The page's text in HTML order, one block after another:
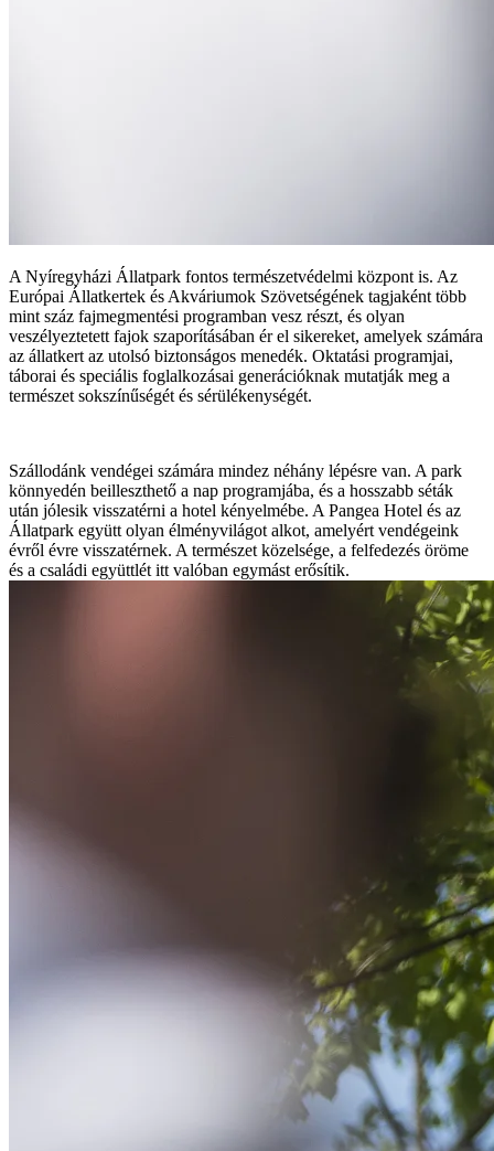
A Nyíregyházi Állatpark fontos természetvédelmi központ is. Az
Európai Állatkertek és Akváriumok Szövetségének tagjaként több
mint száz fajmegmentési programban vesz részt, és olyan
veszélyeztetett fajok szaporításában ér el sikereket, amelyek számára
az állatkert az utolsó biztonságos menedék. Oktatási programjai,
táborai és speciális foglalkozásai generációknak mutatják meg a
természet sokszínűségét és sérülékenységét.
Szállodánk vendégei számára mindez néhány lépésre van. A park
könnyedén beilleszthető a nap programjába, és a hosszabb séták
után jólesik visszatérni a hotel kényelmébe. A Pangea Hotel és az
Állatpark együtt olyan élményvilágot alkot, amelyért vendégeink
évről évre visszatérnek. A természet közelsége, a felfedezés öröme
és a családi együttlét itt valóban egymást erősítik.